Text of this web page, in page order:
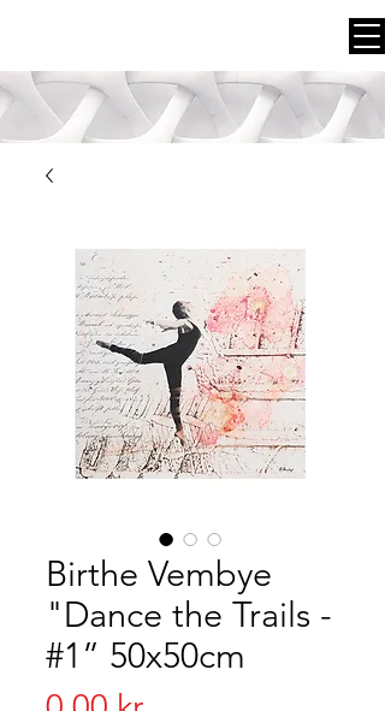
Birthe Vembye
"Dance the Trails -
#1” 50x50cm